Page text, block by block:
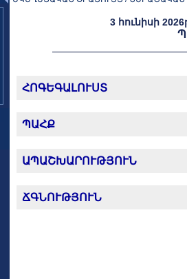
3 հունիսի
ՀՈԳԵԳԱԼՈՒՍՏ
ՊԱՀՔ
ԱՊԱՇԽԱՐՈՒԹՅՈՒՆ
ՃԳՆՈՒԹՅՈՒՆ